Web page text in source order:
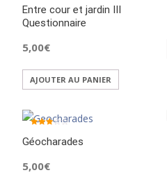
Entre cour et jardin III
Questionnaire
5,00€
AJOUTER AU PANIER
Géocharades
3.00
sur 5
5,00€